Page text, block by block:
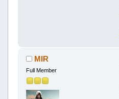
MIR
Full Member